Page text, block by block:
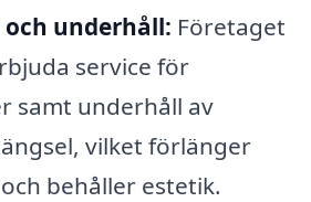
underhåll: Företaget
service för
samt underhåll av
vilket förlänger
behåller estetik.